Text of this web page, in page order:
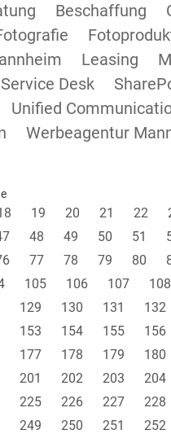
Beschaffung
Leasing
Service Desk
Unified
Werbeagentur
19 20 21 22
48 49 50 51
77 78 79 80
105 106 107 108
129 130 131 132
153 154 155 156
177 178 179 180
201 202 203 204
225 226 227 228
249 250 251 252